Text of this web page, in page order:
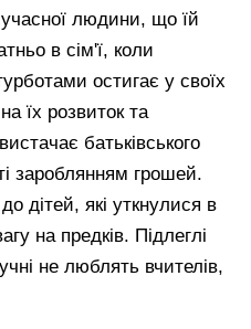
людини, що їй
в сім'ї, коли
остигає у своїх
їх розвиток та
батьківського
зароблянням грошей.
дітей, які уткнулися в
на предків. Підлеглі
не люблять вчителів,